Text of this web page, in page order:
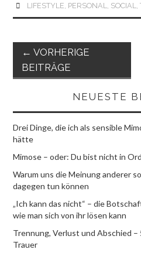
LIFESTYLE PERSONAL SOCIAL
Artikel-
Navigation
← VORHERIGE
BEITRÄGE
NEUESTE
Drei Dinge, die ich als sensible
hätte
Mimose – oder: Du bist nicht in
Warum uns die Meinung anderer
dagegen tun können
„Ich kann das nicht“ – die
wie man sich von ihr lösen kann
Trennung, Verlust und Abschied
Trauer